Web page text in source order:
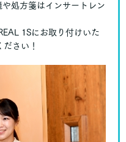
処方箋はインサートレン
1Sにお取り付けいた
さい！